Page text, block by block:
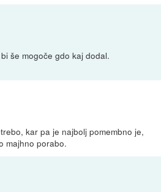
še mogoče gdo kaj dodal.
kar pa je najbolj pomembno je,
majhno porabo.